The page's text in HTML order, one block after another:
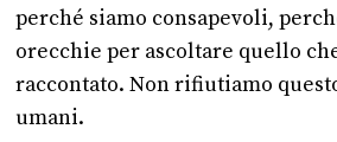
perché siamo consapevoli,
orecchie per ascoltare quello
raccontato. Non rifiutiamo
umani.